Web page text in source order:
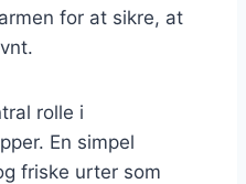
for at sikre, at
rolle i
En simpel
friske urter som